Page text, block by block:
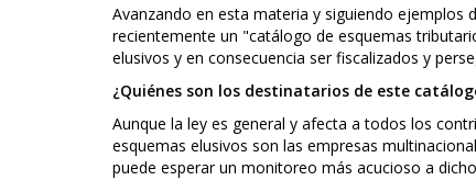
Avanzando en esta materia y siguiendo ejemplos
recientemente un "catálogo de esquemas
elusivos y en consecuencia ser fiscalizados y
¿Quiénes son los destinatarios de este
Aunque la ley es general y afecta a todos los
esquemas elusivos son las empresas
puede esperar un monitoreo más acucioso a